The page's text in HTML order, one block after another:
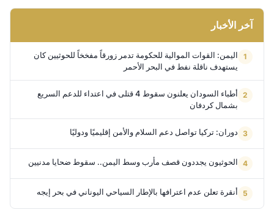
آخر الأخبار
اليمن: القوات الموالية للحكومة تدمر زورقاً مفخخاً للحوثيين كان
يستهدف ناقلة نفط في البحر الأحمر
أطباء السودان يعلنون سقوط 4 قتلى في اعتداء للدعم السريع
بشمال كردفان
دوران: تركيا تواصل دعم السلام والأمن إقليميًا ودوليًا
الحوثيون يجددون قصف مأرب وسط اليمن.. سقوط ضحايا مدنيين
أنقرة تعلن عدم اعترافها بالإطار السياحي اليوناني في بحر إيجه